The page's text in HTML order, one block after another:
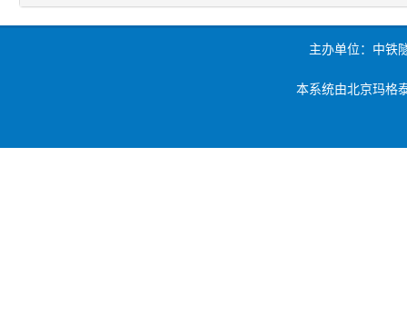
主办单位：中铁
本系统由北京玛格